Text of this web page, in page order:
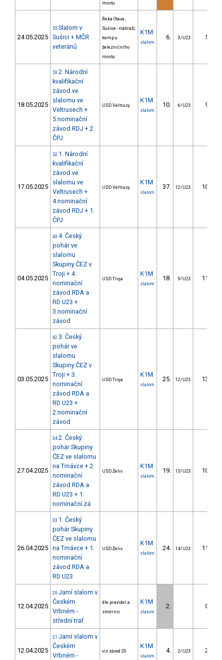
mostu
24.05.2025
55 Slalom v
Sušici + MČR
veteránů
Řeka Otava ,
Sušice - nádraží,
kemp u
železničního
mostu
K1M
slalom
6. 3/U23 5.86
18.05.2025
53 2. Národní
kvalifikační
závod ve
slalomu ve
Veltrusech +
5.nominační
závod RDJ + 2.
ČPJ
USD Veltrusy
K1M
slalom
10. 6/U23 9.43
17.05.2025
52 1. Národní
kvalifikační
závod ve
slalomu ve
Veltrusech +
4.nominační
závod RDJ + 1.
ČPJ
USD Veltrusy
K1M
slalom
37. 12/U23 10.79
04.05.2025
43 4. Český
pohár ve
slalomu
Skupiny ČEZ v
Troji + 4.
nominační
závod RDA a
RD U23 +
3.nominační
závod
USD Troja
K1M
slalom
18. 9/U23 11.40
03.05.2025
42 3. Český
pohár ve
slalomu
Skupiny ČEZ v
Troji + 3.
nominační
závod RDA a
RD U23 +
2.nominační
závod
USD Troja
K1M
slalom
25. 12/U23 13.13
27.04.2025
34 2. Český
pohár Skupiny
ČEZ ve slalomu
na Trnávce + 2.
nominační
závod RDA a
RD U23 + 1.
nominační zá
USD Želiv.
K1M
slalom
19. 13/U23 10.44
26.04.2025
33 1. Český
pohár Skupiny
ČEZ ve slalomu
na Trnávce + 1.
nominační
závod RDA a
RD U23
USD Želiv.
K1M
slalom
24. 14/U23 11.28
12.04.2025
20 Jarní slalom v
Českém
Vrbném -
střední trať
dle pravidel a
směrnic
K1M
slalom
2. 0.61
12.04.2025
21 Jarní slalom v
Českém
Vrbném -
viz závod 20
K1M
slalom
4. 2/U23 2.53